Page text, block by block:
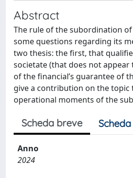
Abstract
The rule of the subordination
some questions regarding its
two thesis: the first, that
societate (that does not
of the financial’s guarantee of
give a contribution on the
operational moments of the
Scheda breve
Anno
2024